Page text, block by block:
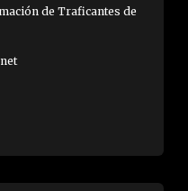
de Traficantes de